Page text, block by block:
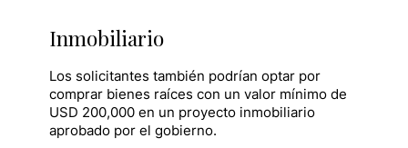
Inmobiliario
Los solicitantes también podrían optar por
comprar bienes raíces con un valor mínimo de
USD 200,000 en un proyecto inmobiliario
aprobado por el gobierno.